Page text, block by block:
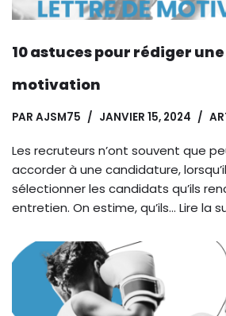
10 astuces pour rédiger
motivation
PAR AJSM75 JANVIER 15, 2024
Les recruteurs n’ont souvent que
accorder à une candidature,
sélectionner les candidats qu’ils
entretien. On estime, qu’ils… Lire la